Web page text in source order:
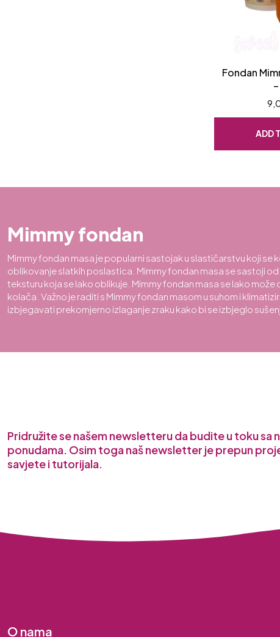
Fondan
ADD
Mimmy fondan
Mimmy fondan masa je popularni sastojak u slastičarstvu koji se
oblikovanje slatkih poslastica. Mimmy fondan masa se sastoji
teksturu koja se lako oblikuje. Mimmy fondan masa se lako
kolača. Važno je raditi s Mimmy fondan masom u suhom i
izbjegavati prekomjerno izlaganje zraku kako bi se izbjeglo
Pridružite se našem newsletteru da budite u toku sa
ponudama. Osim toga naš newsletter je prepun
savjete i tutorijala.
O nama